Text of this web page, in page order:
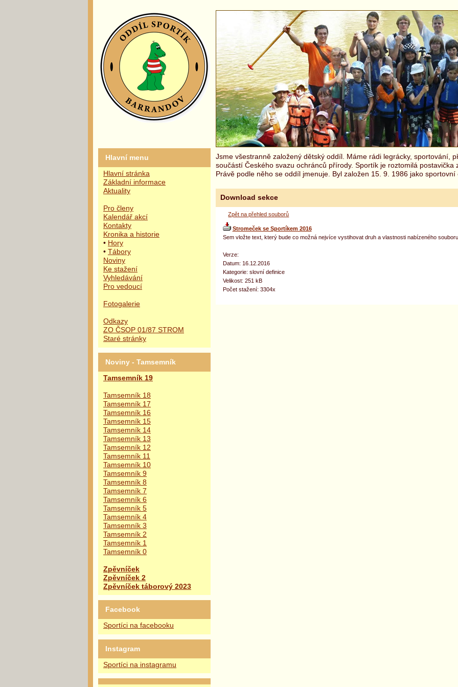
Hlavní menu
Hlavní stránka
Základní informace
Aktuality
Pro členy
Kalendář akcí
Kontakty
Kronika a historie
• Hory
• Tábory
Noviny
Ke stažení
Vyhledávání
Pro vedoucí
Fotogalerie
Odkazy
ZO ČSOP 01/87 STROM
Staré stránky
Noviny - Tamsemník
Tamsemník 19
Tamsemník 18
Tamsemník 17
Tamsemník 16
Tamsemník 15
Tamsemník 14
Tamsemník 13
Tamsemník 12
Tamsemník 11
Tamsemník 10
Tamsemník 9
Tamsemník 8
Tamsemník 7
Tamsemník 6
Tamsemník 5
Tamsemník 4
Tamsemník 3
Tamsemník 2
Tamsemník 1
Tamsemník 0
Zpěvníček
Zpěvníček 2
Zpěvníček táborový 2023
Facebook
Sportíci na facebooku
Instagram
Sportíci na instagramu
Jsme všestranně založený dětský oddíl. Máme rádi legrácky, sportování,
součástí Českého svazu ochránců přírody. Sportík je roztomilá postavička
Právě podle něho se oddíl jmenuje. Byl založen 15. 9. 1986 jako
Download sekce
Zpět na přehled souborů
Stromeček se Sportíkem 2016
Sem vložte text, který bude co možná nejvíce vystihovat druh a vlastnosti nabízeného
Verze:
Datum: 16.12.2016
Kategorie: slovní definice
Velikost: 251 kB
Počet stažení: 3304x